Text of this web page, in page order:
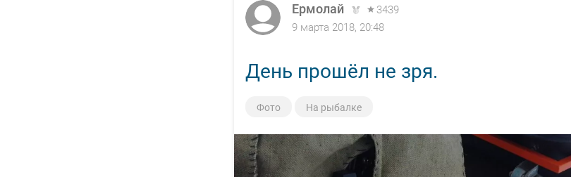
Ермолай
3439
9 марта 2018, 20:48
День прошёл не зря.
Фото На рыбалке